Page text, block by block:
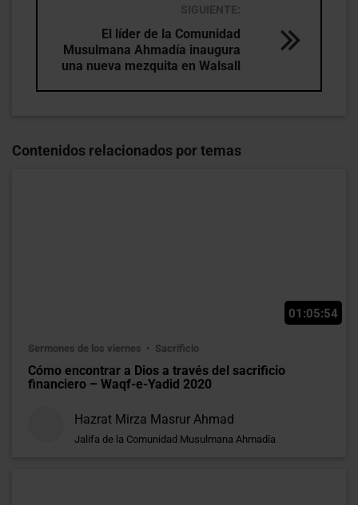
SIGUIENTE:
El líder de la Comunidad
Musulmana Ahmadía inaugura
una nueva mezquita en Walsall
Contenidos relacionados por temas
01:05:54
Sermones de los viernes Sacrificio
Cómo encontrar a Dios a través del sacrificio
financiero – Waqf-e-Yadid 2020
Hazrat Mirza Masrur Ahmad
Jalifa de la Comunidad Musulmana Ahmadía